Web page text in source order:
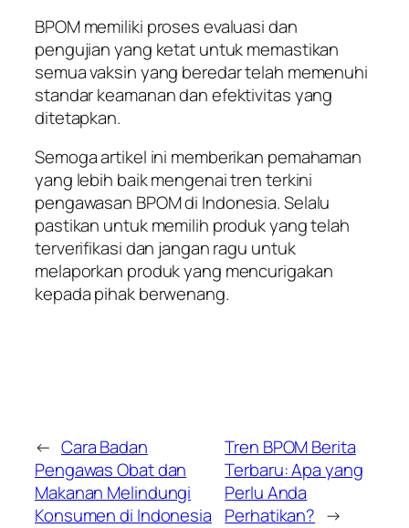
BPOM memiliki proses evaluasi dan
pengujian yang ketat untuk memastikan
semua vaksin yang beredar telah memenuhi
standar keamanan dan efektivitas yang
ditetapkan.
Semoga artikel ini memberikan pemahaman
yang lebih baik mengenai tren terkini
pengawasan BPOM di Indonesia. Selalu
pastikan untuk memilih produk yang telah
terverifikasi dan jangan ragu untuk
melaporkan produk yang mencurigakan
kepada pihak berwenang.
← Cara Badan
Pengawas Obat dan
Makanan Melindungi
Konsumen di Indonesia
Tren BPOM Berita
Terbaru: Apa yang
Perlu Anda
Perhatikan? →